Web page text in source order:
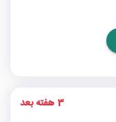
3 هفته بعد